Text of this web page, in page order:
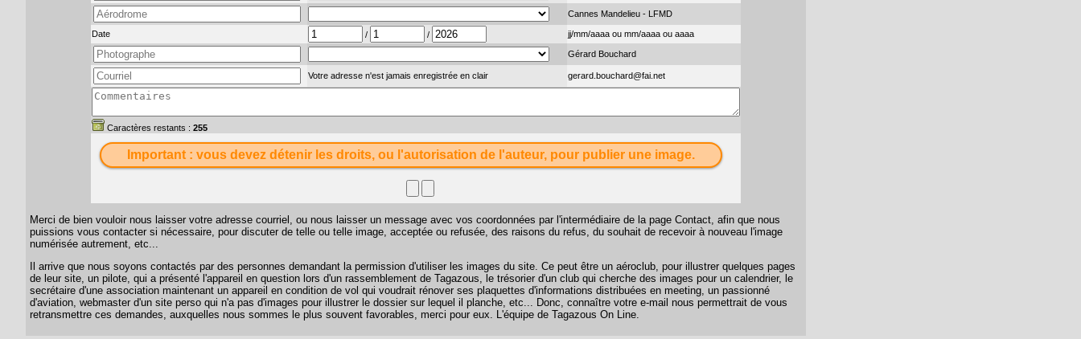
Cannes Mandelieu - LFMD
Date / / jj/mm/aaaa ou mm/aaaa ou aaaa
Gérard Bouchard
Votre adresse n'est jamais enregistrée en clair gerard.bouchard@fai.net
Caractères restants : 255
Important : vous devez détenir les droits, ou l'autorisation de l'auteur, pour publier une image.
Merci de bien vouloir nous laisser votre adresse courriel, ou nous laisser un message avec vos coordonnées par l'intermédiaire de la page Contact , afin que nous
puissions vous contacter si nécessaire, pour discuter de telle ou telle image, acceptée ou refusée, des raisons du refus, du souhait de recevoir à nouveau l'image
numérisée autrement, etc...
Il arrive que nous soyons contactés par des personnes demandant la permission d'utiliser les images du site. Ce peut être un aéroclub, pour illustrer quelques pages
de leur site, un pilote, qui a présenté l'appareil en question lors d'un rassemblement de Tagazous, le trésorier d'un club qui cherche des images pour un calendrier, le
secrétaire d'une association maintenant un appareil en condition de vol qui voudrait rénover ses plaquettes d'informations distribuées en meeting, un passionné
d'aviation, webmaster d'un site perso qui n'a pas d'images pour illustrer le dossier sur lequel il planche, etc... Donc, connaître votre e-mail nous permettrait de vous
retransmettre ces demandes, auxquelles nous sommes le plus souvent favorables, merci pour eux. L'équipe de Tagazous On Line.